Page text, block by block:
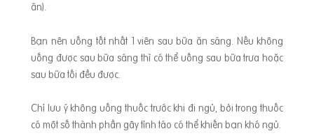
ăn).
Bạn nên uống tốt nhất 1 viên sau bữa ăn sáng. Nếu không
uống được sau bữa sáng thì có thể uống sau bữa trưa hoặc
sau bữa tối đều được.
Chỉ lưu ý không uống thuốc trước khi đi ngủ, bởi trong thuốc
có một số thành phần gây tỉnh táo có thể khiến bạn khó ngủ.